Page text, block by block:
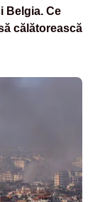
Belgia. Ce
călătorească